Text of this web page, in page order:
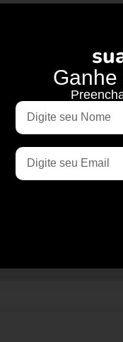
em 1998. Com sua
da oferta
enfoque na
destacou como
Ganhe